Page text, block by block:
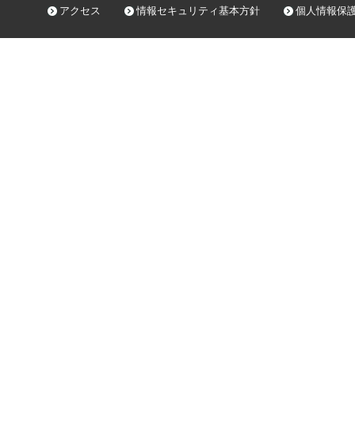
アクセス 情報セキュリティ基本方針 個人情報保